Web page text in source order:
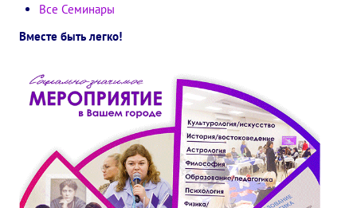
Семинары
Плейлист "Международный научно-исследовательский
Плейлист "«Тайная Доктрина» Класс онлайн изучения"
Плейлист "Выпуски рубрики «ТЕОСОФСКИЙ КВИЗИ»"
Все Семинары
Вместе быть легко!